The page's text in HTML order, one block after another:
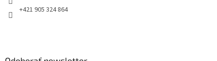
+421 905 324 864